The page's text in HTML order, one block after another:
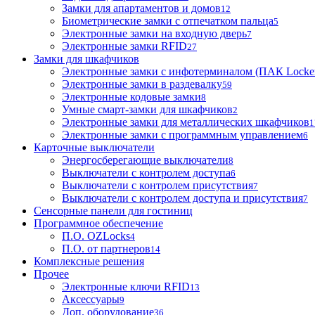
Замки для апартаментов и домов12
Биометрические замки с отпечатком пальца5
Электронные замки на входную дверь7
Электронные замки RFID27
Замки для шкафчиков
Электронные замки с инфотерминалом (ПАК
Электронные замки в раздевалку59
Электронные кодовые замки8
Умные смарт-замки для шкафчиков2
Электронные замки для металлических шкафчиков
Электронные замки с программным управлением6
Карточные выключатели
Энергосберегающие выключатели8
Выключатели с контролем доступа6
Выключатели с контролем присутствия7
Выключатели с контролем доступа и присутствия7
Сенсорные панели для гостиниц
Программное обеспечение
П.О. OZLocks4
П.О. от партнеров14
Комплексные решения
Прочее
Электронные ключи RFID13
Аксессуары9
Доп. оборудование36